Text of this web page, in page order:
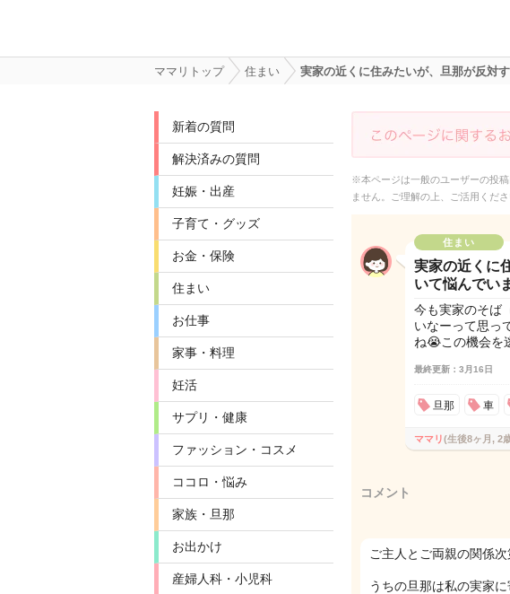
ママリトップ 住まい 実家の近くに住みたいが、旦那が反対
新着の質問
解決済みの質問
妊娠・出産
子育て・グッズ
お金・保険
住まい
お仕事
家事・料理
妊活
サプリ・健康
ファッション・コスメ
ココロ・悩み
家族・旦那
お出かけ
産婦人科・小児科
※本ページは一般のユーザーの投
ません。ご理解の上、ご活用くださ
住まい
実家の近くに
いて悩んでい
今も実家のそば
いなーって思っ
ね😭この機会を
最終更新：3月16日
旦那 車
ママリ(生後8ヶ月, 2
コメント
ご主人とご両親の関係
うちの旦那は私の実家